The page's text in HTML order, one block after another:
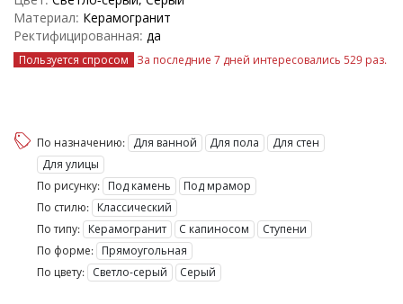
Материал: Керамогранит
Ректифицированная: да
Пользуется спросом За последние 7 дней интересовались 529 раз.
По назначению: Для ванной Для пола
Для стен
Для улицы
По рисунку:
Под камень
Под мрамор
По стилю:
Классический
По типу:
Керамогранит С капиносом
Ступени
По форме:
Прямоугольная
По цвету:
Светло-серый Серый